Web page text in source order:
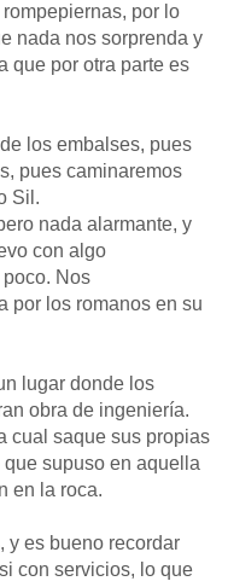
por lo
nada nos sorprenda y
que por otra parte es
los embalses, pues
pues caminaremos
Sil.
nada alarmante, y
con algo
Nos
por los romanos en su
lugar donde los
obra de ingeniería.
cual saque sus propias
supuso en aquella
en la roca.
y es bueno recordar
con servicios, lo que